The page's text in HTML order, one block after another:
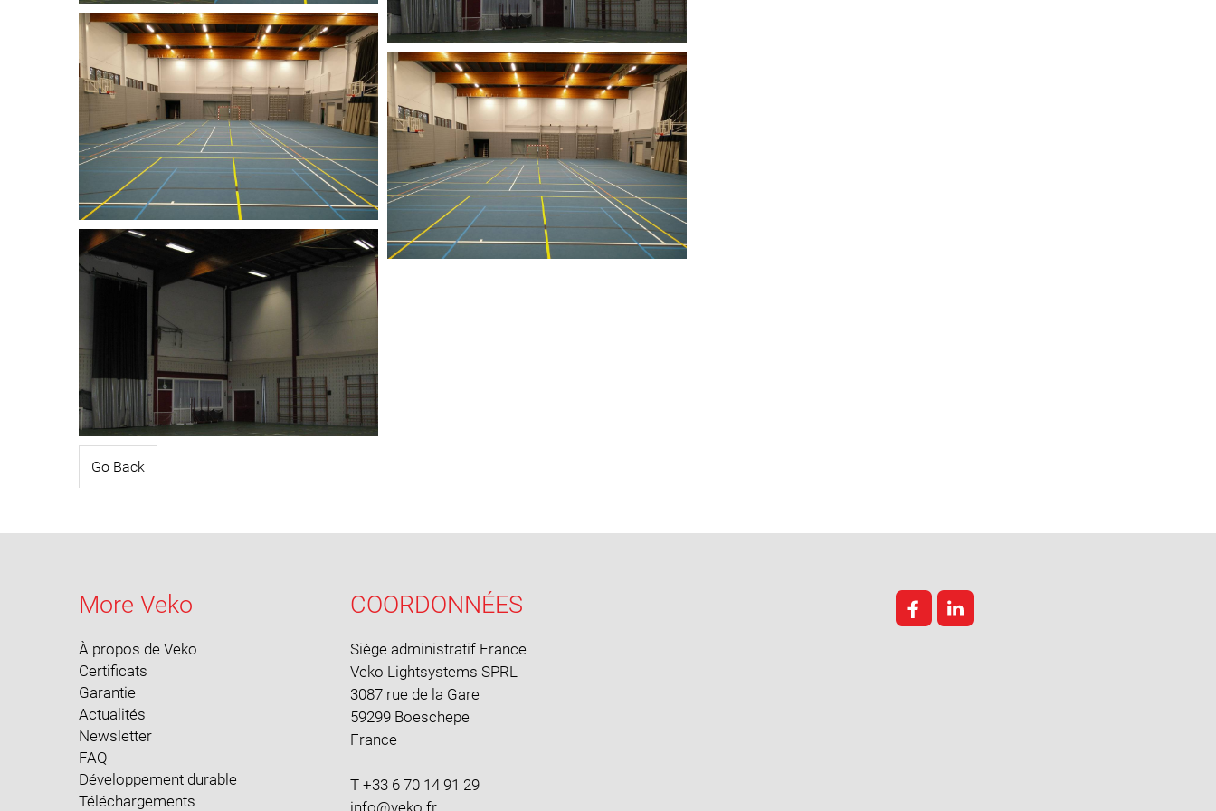
Go Back
More Veko
À propos de Veko
Certificats
Garantie
Actualités
Newsletter
FAQ
Développement durable
Téléchargements
COORDONNÉES
Siège administratif France
Veko Lightsystems SPRL
3087 rue de la Gare
59299 Boeschepe
France
T +33 6 70 14 91 29